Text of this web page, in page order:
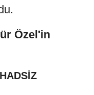
Özel'in